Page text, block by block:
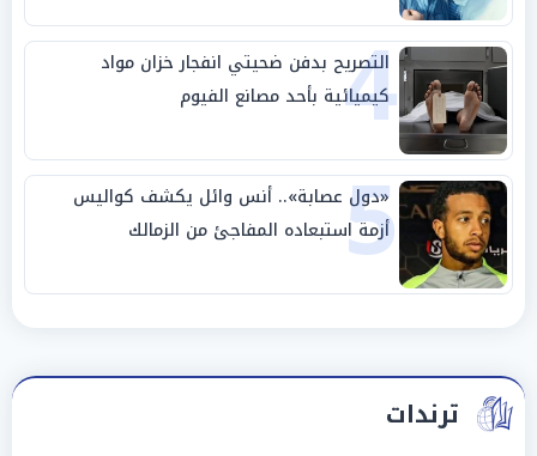
4
التصريح بدفن ضحيتي انفجار خزان مواد
كيميائية بأحد مصانع الفيوم
5
«دول عصابة».. أنس وائل يكشف كواليس
أزمة استبعاده المفاجئ من الزمالك
ترندات